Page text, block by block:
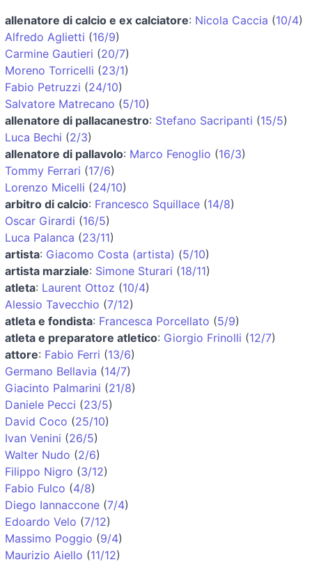
allenatore di calcio e ex calciatore: Nicola Caccia (10/4)
Alfredo Aglietti (16/9)
Carmine Gautieri (20/7)
Moreno Torricelli (23/1)
Fabio Petruzzi (24/10)
Salvatore Matrecano (5/10)
allenatore di pallacanestro: Stefano Sacripanti (15/5)
Luca Bechi (2/3)
allenatore di pallavolo: Marco Fenoglio (16/3)
Tommy Ferrari (17/6)
Lorenzo Micelli (24/10)
arbitro di calcio: Francesco Squillace (14/8)
Oscar Girardi (16/5)
Luca Palanca (23/11)
artista: Giacomo Costa (artista) (5/10)
artista marziale: Simone Sturari (18/11)
atleta: Laurent Ottoz (10/4)
Alessio Tavecchio (7/12)
atleta e fondista: Francesca Porcellato (5/9)
atleta e preparatore atletico: Giorgio Frinolli (12/7)
attore: Fabio Ferri (13/6)
Germano Bellavia (14/7)
Giacinto Palmarini (21/8)
Daniele Pecci (23/5)
David Coco (25/10)
Ivan Venini (26/5)
Walter Nudo (2/6)
Filippo Nigro (3/12)
Fabio Fulco (4/8)
Diego Iannaccone (7/4)
Edoardo Velo (7/12)
Massimo Poggio (9/4)
Maurizio Aiello (11/12)